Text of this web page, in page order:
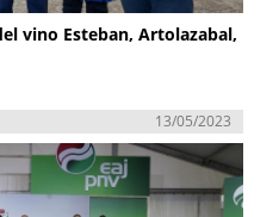
vino Esteban, Artolazabal,
13/05/2023